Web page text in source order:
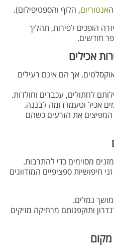
אנטוריום, הלוף והספטיפילום).
הופכים לפירות, תהליך
חודשים.
אכילים
אך הם אינם רעילים
לחתולים, עכברים וחולדות.
אכיל וטעמו דומה לבננה.
המפיצים את הזרעים כשהם
מסוימים כדי להתרבות.
חיפושיות ספציפיים המזדווגים
נמלים.
ותוקפנותם מרחיקה מזיקים
מקום